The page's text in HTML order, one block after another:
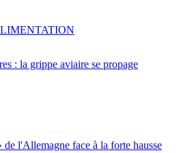
: la grippe aviaire se propage
de l'Allemagne face à la forte hausse